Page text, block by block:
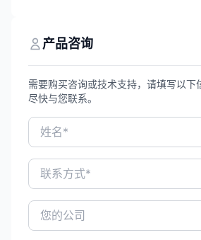
ThingWorx物联网平台等
车、电子、医疗等领域。
产品咨询
需要购买咨询或技术支持，请填写以下
尽快与您联系。